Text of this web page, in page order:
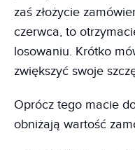
zaś złożycie
czerwca, to
losowaniu. Krótko
zwiększyć swoje
Oprócz tego macie
obniżają wartość